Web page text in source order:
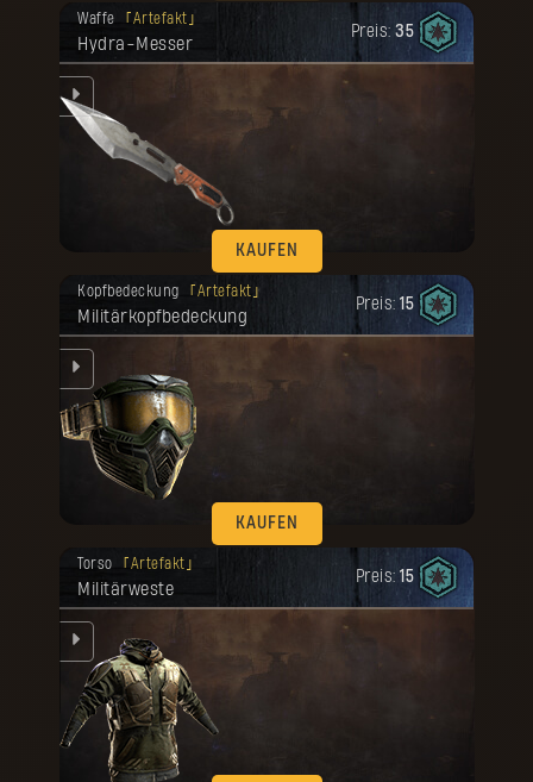
Waffe Artefakt
Hydra-Messer
Preis: 35
KAUFEN
Deine Belohnung ist freigeschaltet
worden.
Kopfbedeckung Artefakt
Militärkopfbedeckung
Preis: 15
KAUFEN
Deine Belohnung ist freigeschaltet
worden.
Torso Artefakt
Militärweste
Preis: 15
Deine Belohnung ist freigeschaltet
worden.